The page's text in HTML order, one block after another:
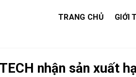
TRANG CHỦ GIỚI
nhận sản xuất